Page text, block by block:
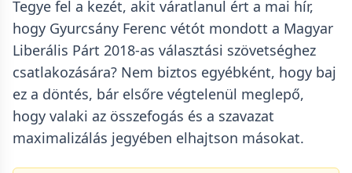
Tegye fel a kezét, akit váratlanul ért a mai hír,
hogy Gyurcsány Ferenc vétót mondott a Magyar
Liberális Párt 2018-as választási szövetséghez
csatlakozására? Nem biztos egyébként, hogy baj
ez a döntés, bár elsőre végtelenül meglepő,
hogy valaki az összefogás és a szavazat
maximalizálás jegyében elhajtson másokat.